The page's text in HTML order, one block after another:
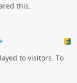
this.
to visitors. To